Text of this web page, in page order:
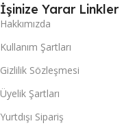
İşinize Yarar Linkler
Hakkımızda
Kullanım Şartları
Gizlilik Sözleşmesi
Üyelik Şartları
Yurtdışı Sipariş